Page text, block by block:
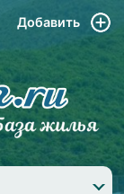
Добавить